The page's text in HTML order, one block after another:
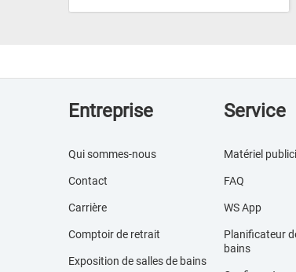
Entreprise
Qui sommes-nous
Contact
Carrière
Comptoir de retrait
Exposition de salles de bains
Service
Matériel
FAQ
WS App
Planificateur
bains